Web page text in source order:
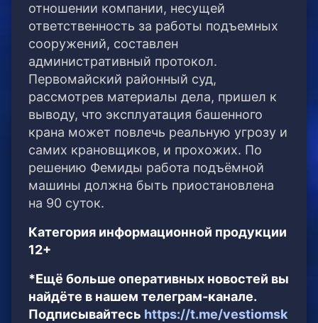
отношении компании, несущей
ответственность за работы подъемных
сооружений, составлен
административный протокол.
Первомайский районный суд,
рассмотрев материалы дела, пришел к
выводу, что эксплуатация башенного
крана может повлечь реальную угрозу и
самих крановщиков, и прохожих. По
решению Фемиды работа подъёмной
машины должна быть приостановлена
на 90 суток.
Категория информационной продукции
12+
*Ещё больше оперативных новостей вы
найдёте в нашем телеграм-канале.
Подписывайтесь https://t.me/vestiomsk